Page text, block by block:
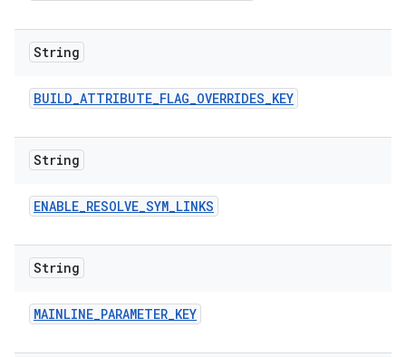
String
BUILD_ATTRIBUTE_FLAG_OVERRIDES_KEY
String
ENABLE_RESOLVE_SYM_LINKS
String
MAINLINE_PARAMETER_KEY